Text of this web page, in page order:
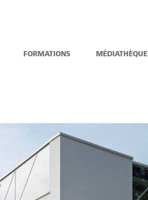
FORMATIONS MÉDIATHÈQUE